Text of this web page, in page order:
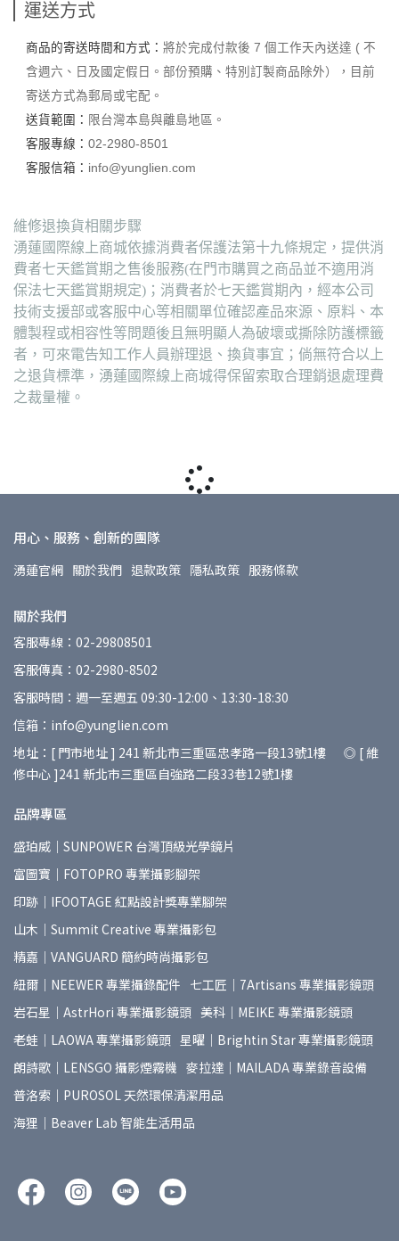
運送方式
商品的寄送時間和方式： 將於完成付款後 7 個工作天內送達 ( 不
含週六、日及國定假日。部份預購、特別訂製商品除外），目前
寄送方式為郵局或宅配。
送貨範圍： 限台灣本島與離島地區。
客服專線： 02-2980-8501
客服信箱： info@yunglien.com
維修退換貨相關步驟
湧蓮國際線上商城依據消費者保護法第十九條規定，提供消
費者七天鑑賞期之售後服務(在門市購買之商品並不適用消
保法七天鑑賞期規定)；消費者於七天鑑賞期內，經本公司
技術支援部或客服中心等相關單位確認產品來源、原料、本
體製程或相容性等問題後且無明顯人為破壞或撕除防護標籤
者，可來電告知工作人員辦理退、換貨事宜；倘無符合以上
之退貨標準，湧蓮國際線上商城得保留索取合理銷退處理費
之裁量權。
用心、服務、創新的團隊
湧蓮官網 關於我們 退款政策 隱私政策 服務條款
關於我們
客服專線：02-29808501
客服傳真：02-2980-8502
客服時間：週一至週五 09:30-12:00、13:30-18:30
信箱：info@yunglien.com
地址：[ 門市地址 ] 241 新北市三重區忠孝路一段13號1樓 ◎ [ 維
修中心 ]241 新北市三重區自強路二段33巷12號1樓
品牌專區
盛珀威｜SUNPOWER 台灣頂級光學鏡片
富圖寶｜FOTOPRO 專業攝影腳架
印跡｜IFOOTAGE 紅點設計獎專業腳架
山木｜Summit Creative 專業攝影包
精嘉｜VANGUARD 簡約時尚攝影包
紐爾｜NEEWER 專業攝錄配件 七工匠｜7Artisans 專業攝影鏡頭
岩石星｜AstrHori 專業攝影鏡頭 美科｜MEIKE 專業攝影鏡頭
老蛙｜LAOWA 專業攝影鏡頭 星曜｜Brightin Star 專業攝影鏡頭
朗詩歌｜LENSGO 攝影煙霧機 麥拉達｜MAILADA 專業錄音設備
普洛索｜PUROSOL 天然環保清潔用品
海狸｜Beaver Lab 智能生活用品